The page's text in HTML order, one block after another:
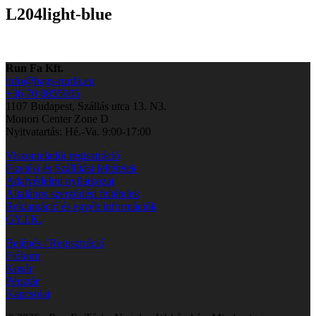
L204light-blue
Run Fa Kft.
info@bags-runfa.eu
+36 70 8855905
1107 Budapest, Szállás utca 13. N3.
Monori Center Zone D
Nyitvatartás: Hé.-Va. 9:00-17:00
Viszonteladói regisztráció
Fizetési és Szállítási feltételek
Adatvédelmi nyilatkozat
Általános szerződési feltételek
Reklamáció és egyéb információk
GY.I.K.
Belépés / Regisztráció
Fiókom
Kosár
Pénztár
Kapcsolat